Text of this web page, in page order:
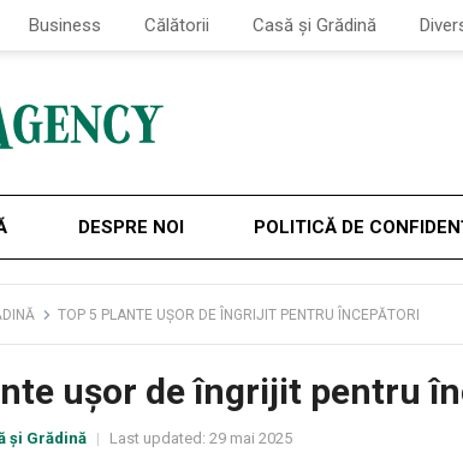
Business Călătorii Casă și Grădină
DESPRE NOI POLITICĂ DE
TOP 5 PLANTE UȘOR DE ÎNGRIJIT PENTRU ÎNCEPĂTORI
ușor de îngrijit pentru
și Grădină Last updated: 29 mai 2025